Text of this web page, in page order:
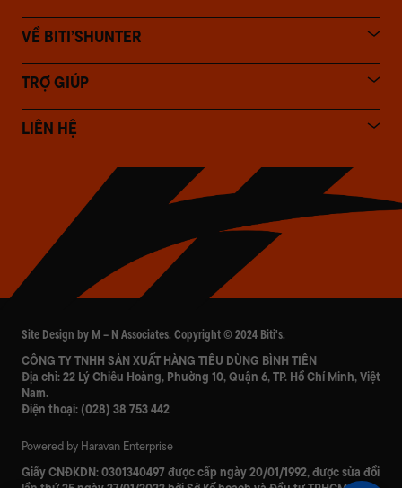
VỀ BITI’SHUNTER
TRỢ GIÚP
LIÊN HỆ
Site Design by M – N Associates. Copyright © 2024 Biti's.
CÔNG TY TNHH SẢN XUẤT HÀNG TIÊU DÙNG BÌNH TIÊN
Địa chỉ: 22 Lý Chiêu Hoàng, Phường 10, Quận 6, TP. Hồ Chí Minh, Việt
Nam.
Điện thoại: (028) 38 753 442
Powered by Haravan Enterprise
Giấy CNĐKDN:0301340497 được cấp ngày 20/01/1992, được sửa đổi